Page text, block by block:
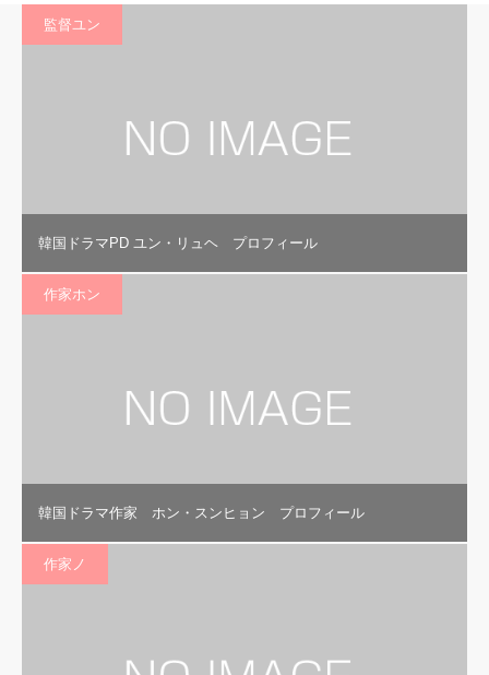
監督ユン
韓国ドラマPD ユン・リュヘ プロフィール
作家ホン
韓国ドラマ作家 ホン・スンヒョン プロフィール
作家ノ